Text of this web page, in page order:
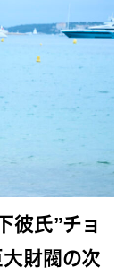
彼氏”チョ
財閥の次